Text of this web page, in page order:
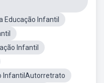
Educação Infantil
Infantil
InfantilAutorretrato